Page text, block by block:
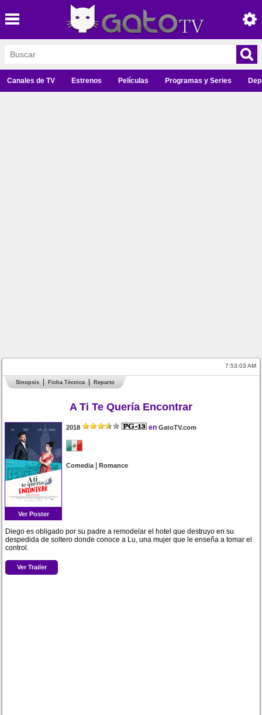
Canales de TV Estrenos Películas Programas y Series
7:53:03 AM
Sinopsis Ficha Técnica Reparto
A Ti Te Quería Encontrar
Ver Poster
2018 en GatoTV.com
Comedia|Romance
Diego es obligado por su padre a remodelar el hotel que destruyo en su
despedida de soltero donde conoce a Lu, una mujer que le enseña a tomar el
control.
Ver Trailer